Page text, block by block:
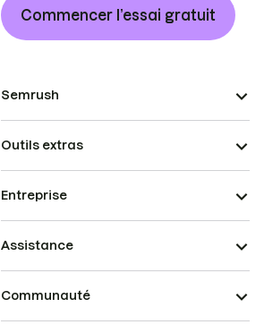
Commencer l’essai gratuit
Semrush
Outils extras
Entreprise
Assistance
Communauté